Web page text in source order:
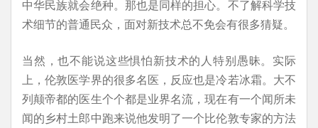
中华民族就会绝种。那也是同样的担心。不了解科学技
术细节的普通民众，面对新技术总不免会有很多猜疑。
当然，也不能说这些惧怕新技术的人特别愚昧。实际
上，伦敦医学界的很多名医，反应也是冷若冰霜。大不
列颠帝都的医生个个都是业界名流，现在有一个闻所未
闻的乡村土郎中跑来说他发明了一个比伦敦专家的方法